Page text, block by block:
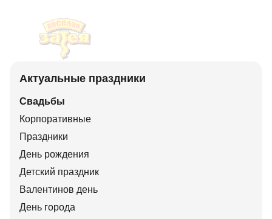
Актуальные праздники
Свадьбы
Корпоративные
Праздники
День рождения
Детский праздник
Валентинов день
День города